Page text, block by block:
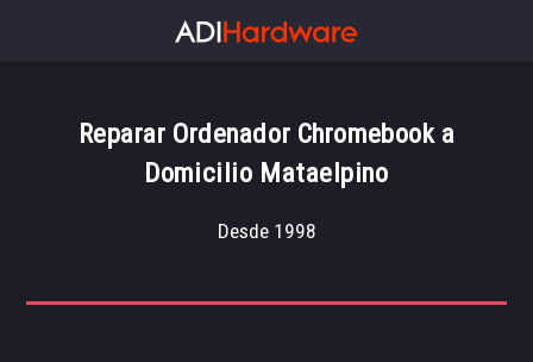
Reparar Ordenador Chromebook a
Domicilio Mataelpino
Desde 1998